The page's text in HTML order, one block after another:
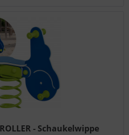
- Schaukelwippe